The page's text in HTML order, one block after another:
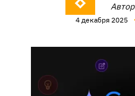
Автор
4 декабря 2025